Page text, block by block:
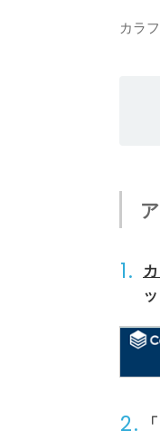
カラ
1.
2.